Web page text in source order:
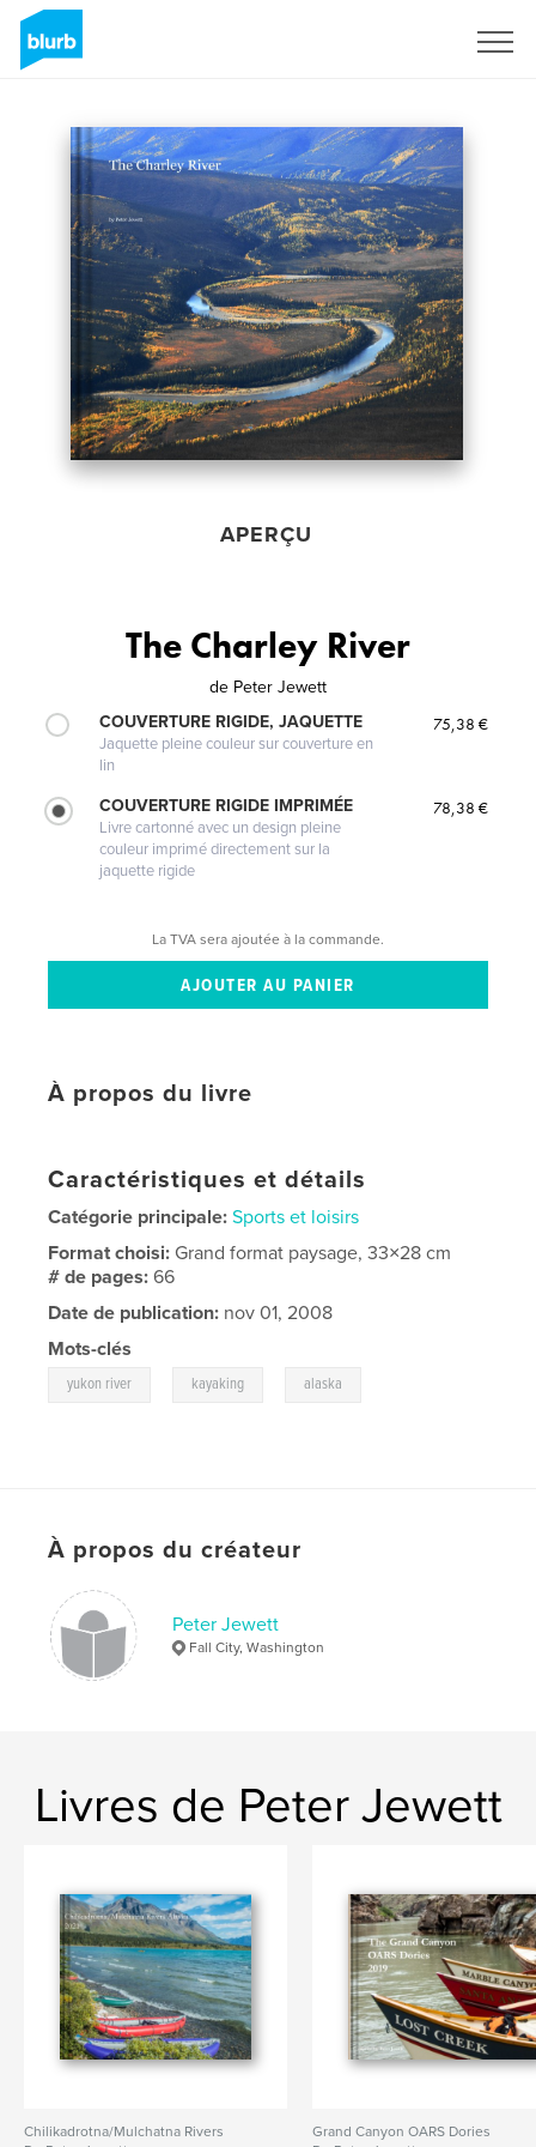
APERÇU
The Charley River
de Peter Jewett
COUVERTURE RIGIDE, JAQUETTE
Jaquette pleine couleur sur couverture en
lin
75,38 €
COUVERTURE RIGIDE IMPRIMÉE
Livre cartonné avec un design pleine
couleur imprimé directement sur la
jaquette rigide
78,38 €
La TVA sera ajoutée à la commande.
À propos du livre
Caractéristiques et détails
Catégorie principale: Sports et loisirs
Format choisi: Grand format paysage, 33×28 cm
# de pages:66
Date de publication: nov 01, 2008
Mots-clés
yukon river kayaking alaska
À propos du créateur
Peter Jewett
Fall City, Washington
Livres de Peter Jewett
Chilikadrotna/Mulchatna Rivers
Grand Canyon OARS Dories